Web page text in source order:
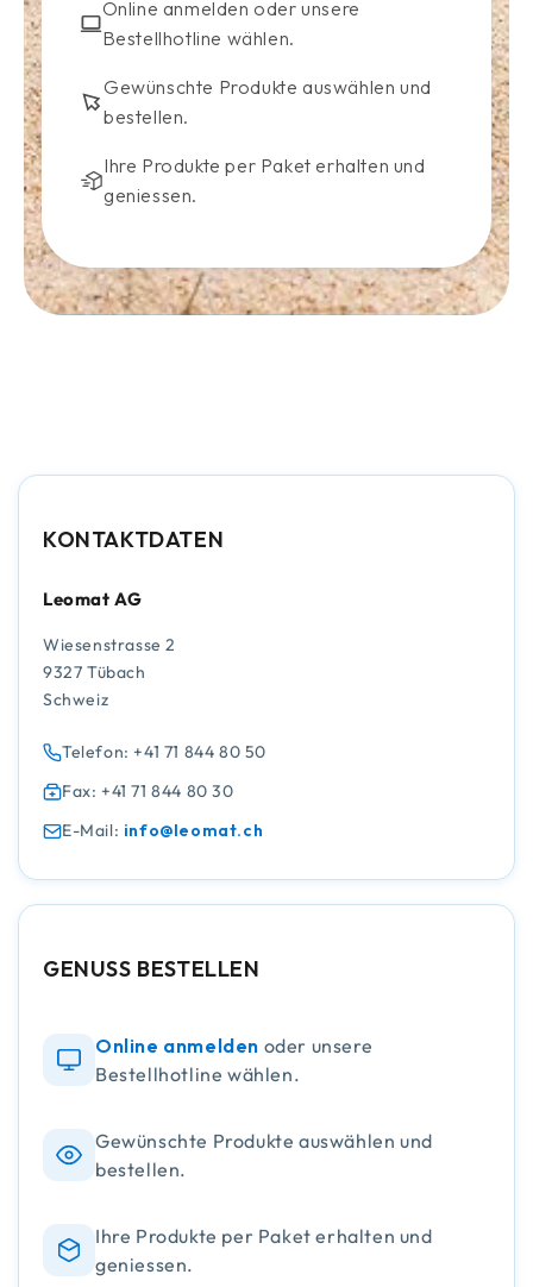
Online anmelden oder unsere
Bestellhotline wählen.
Gewünschte Produkte auswählen und
bestellen.
Ihre Produkte per Paket erhalten und
geniessen.
KONTAKTDATEN
Leomat AG
Wiesenstrasse 2
9327 Tübach
Schweiz
Telefon: +41 71 844 80 50
Fax: +41 71 844 80 30
E-Mail: info@leomat.ch
GENUSS BESTELLEN
Online anmelden oder unsere
Bestellhotline wählen.
Gewünschte Produkte auswählen und
bestellen.
Ihre Produkte per Paket erhalten und
geniessen.